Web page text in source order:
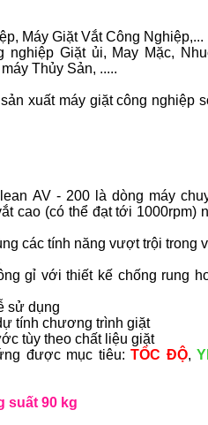
Máy Giặt Vắt Công Nghiệp,...
nghiệp Giặt ủi, May Mặc,
Thủy Sản, .....
xuất máy giặt công nghiệp
AV - 200 là dòng máy
cao (có thể đạt tới 1000rpm)
các tính năng vượt trội trong
gỉ với thiết kế chống rung
sử dụng
tính chương trình giặt
tùy theo chất liệu giặt
được mục tiêu:TỐC ĐỘ,
suất 90 kg